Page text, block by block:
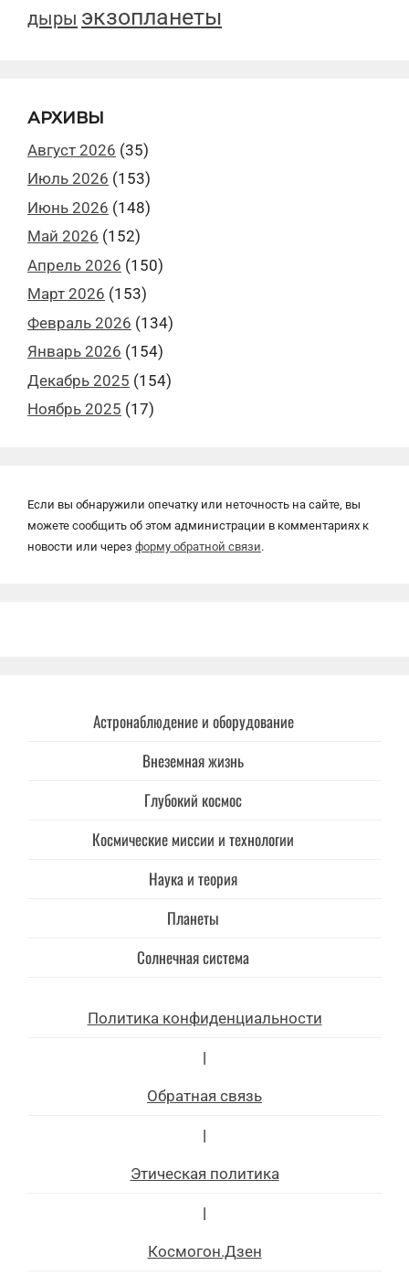
дыры экзопланеты
АРХИВЫ
Август 2026 (35)
Июль 2026 (153)
Июнь 2026 (148)
Май 2026 (152)
Апрель 2026 (150)
Март 2026 (153)
Февраль 2026 (134)
Январь 2026 (154)
Декабрь 2025 (154)
Ноябрь 2025 (17)
Если вы обнаружили опечатку или неточность на сайте, вы
можете сообщить об этом администрации в комментариях к
новости или через форму обратной связи.
Астронаблюдение и оборудование
Внеземная жизнь
Глубокий космос
Космические миссии и технологии
Наука и теория
Планеты
Солнечная система
Политика конфиденциальности
|
Обратная связь
|
Этическая политика
|
Космогон.Дзен